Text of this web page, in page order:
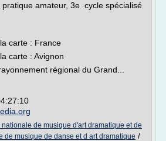
amateur, 3e cycle spécialisé
carte : France
carte : Avignon
régional du Grand...
nationale de musique d'art dramatique et de
de musique de danse et d art dramatique /